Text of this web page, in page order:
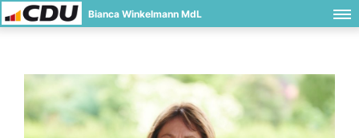
Bianca Winkelmann MdL